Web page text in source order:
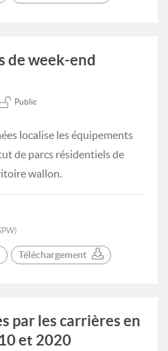
de week-end
Public
localise les équipements
de parcs résidentiels de
wallon.
Téléchargement
par les carrières en
et 2020